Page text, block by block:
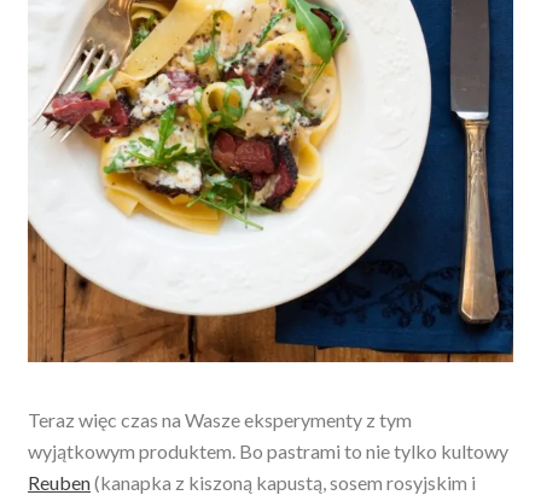
Teraz więc czas na Wasze eksperymenty z tym
wyjątkowym produktem. Bo pastrami to nie tylko kultowy
Reuben(kanapka z kiszoną kapustą, sosem rosyjskim i